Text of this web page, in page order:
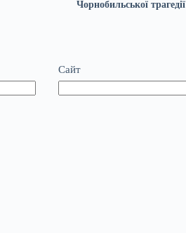
Чорнобильської трагедії
Сайт